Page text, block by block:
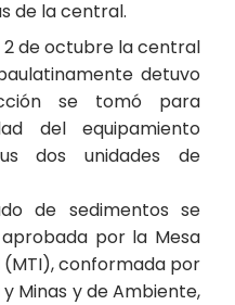
de la central.
2 de octubre la central
detuvo
se tomó para
del equipamiento
dos unidades de
de sedimentos se
por la Mesa
conformada por
Minas y de Ambiente,